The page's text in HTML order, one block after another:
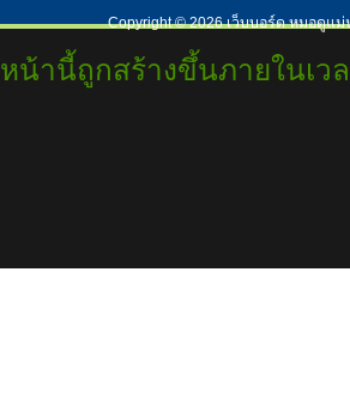
Copyright ©2026เว็บบอร์ด หมอดูแม่
หน้านี้ถูกสร้างขึ้นภายในเว